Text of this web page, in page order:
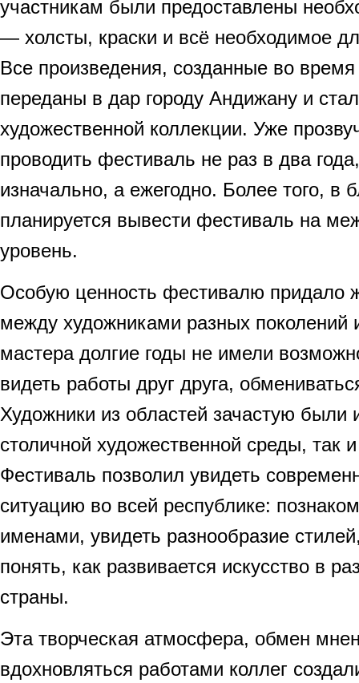
участникам были предоставлены
— холсты, краски и всё необходимое
Все произведения, созданные во
переданы в дар городу Андижану и
художественной коллекции. Уже
проводить фестиваль не раз в два
изначально, а ежегодно. Более того,
планируется вывести фестиваль на
уровень.
Особую ценность фестивалю придало
между художниками разных поколений
мастера долгие годы не имели
видеть работы друг друга,
Художники из областей зачастую были
столичной художественной среды, так и
Фестиваль позволил увидеть
ситуацию во всей республике:
именами, увидеть разнообразие
понять, как развивается искусство в
страны.
Эта творческая атмосфера, обмен
вдохновляться работами коллег